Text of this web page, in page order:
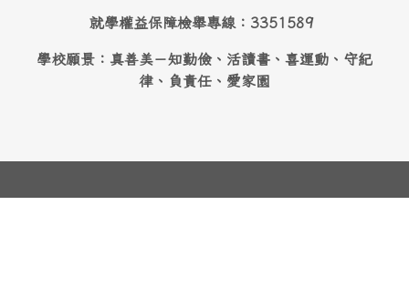
就學權益保障檢舉專線：3351589
學校願景：真善美－知勤儉、活讀書、喜運動、守紀
律、負責任、愛家園